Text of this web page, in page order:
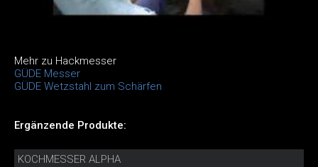
Mehr zu Hackmesser
GÜDE Messer
GÜDE Wetzstahl zum Schärfen
Ergänzende Produkte:
KOCHMESSER ALPHA